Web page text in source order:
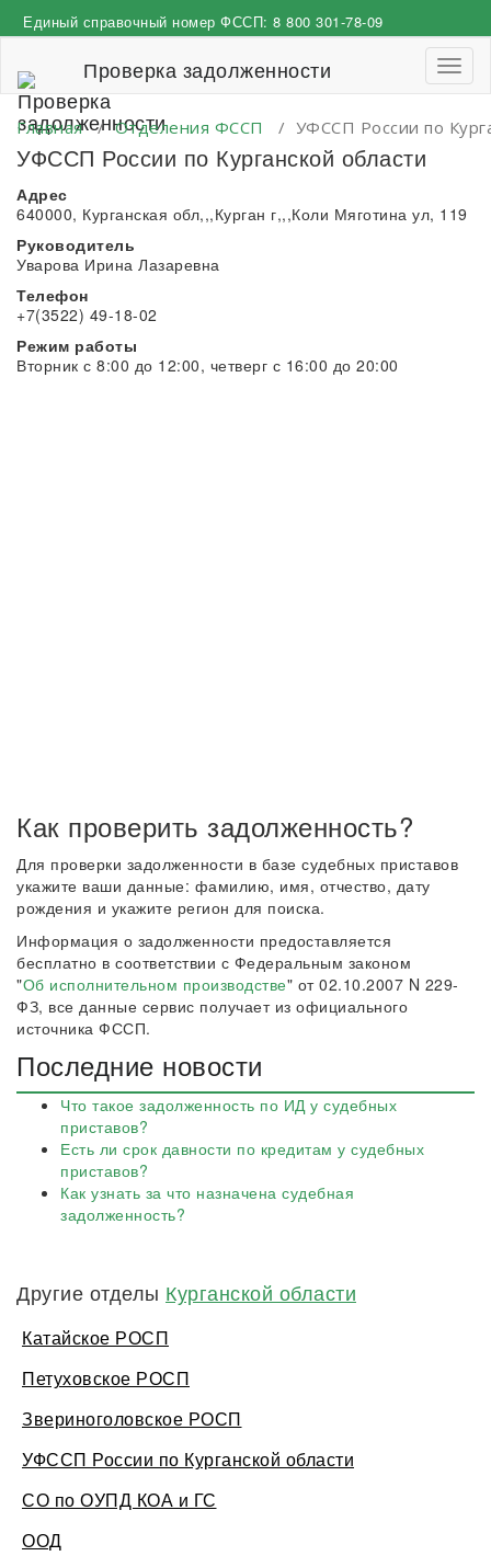
к
Единый справочный номер ФССП: 8 800 301-78-09
Проверка задолженности
Главная/Отделения ФССП / УФССП России по
УФССП России по Курганской области
Адрес
640000, Курганская обл,,,Курган г,,,Коли Мяготина ул, 119
Руководитель
Уварова Ирина Лазаревна
Телефон
+7(3522) 49-18-02
Режим работы
Вторник с 8:00 до 12:00, четверг с 16:00 до 20:00
Как проверить задолженность?
Для проверки задолженности в базе судебных приставов
укажите ваши данные: фамилию, имя, отчество, дату
рождения и укажите регион для поиска.
Информация о задолженности предоставляется
бесплатно в соответствии с Федеральным законом
"Об исполнительном производстве" от 02.10.2007 N 229-
ФЗ, все данные сервис получает из официального
источника ФССП.
Последние новости
Что такое задолженность по ИД у судебных
приставов?
Есть ли срок давности по кредитам у судебных
приставов?
Как узнать за что назначена судебная
задолженность?
Другие отделы Курганской области
Катайское РОСП
Петуховское РОСП
Звериноголовское РОСП
УФССП России по Курганской области
СО по ОУПД КОА и ГС
ООД